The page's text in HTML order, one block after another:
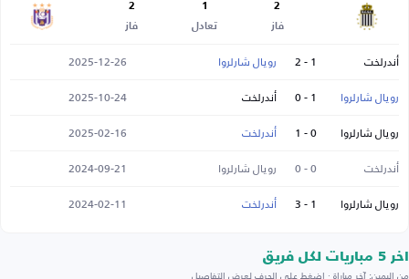
2
فاز
1
تعادل
2
فاز
أندرلخت 1 - 2 رويال شارلروا
2025-12-26
رويال شارلروا
1 - 0 أندرلخت
2025-10-24
رويال شارلروا
0 - 1 أندرلخت
2025-02-16
أندرلخت
0 - 0 رويال شارلروا
2024-09-21
رويال شارلروا
1 - 3 أندرلخت 2024-02-11
اخر 5 مباريات لكل فريق
من اليمين: آخر مباراة · اضغط على الحرف لعرض التفاصيل